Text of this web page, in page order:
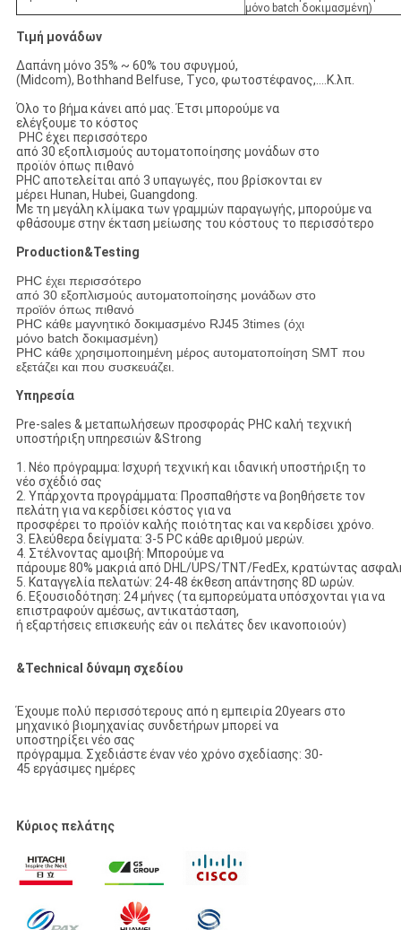
μόνο batch δοκιμασμένη)
Τιμή μονάδων
Δαπάνη μόνο 35% ~ 60% του σφυγμού,
(Midcom), Bothhand Belfuse, Tyco, φωτοστέφανος,….Κ.λπ.
Όλο το βήμα κάνει από μας. Έτσι μπορούμε να
ελέγξουμε το κόστος
PHC έχει περισσότερο
από 30 εξοπλισμούς αυτοματοποίησης μονάδων στο
προϊόν όπως πιθανό
PHC αποτελείται από 3 υπαγωγές, που βρίσκονται εν
μέρει Hunan, Hubei, Guangdong.
Με τη μεγάλη κλίμακα των γραμμών παραγωγής, μπορούμε να
φθάσουμε στην έκταση μείωσης του κόστους το περισσότερο
Production&Testing
PHC έχει περισσότερο
από 30 εξοπλισμούς αυτοματοποίησης μονάδων στο
προϊόν όπως πιθανό
PHC κάθε μαγνητικό δοκιμασμένο RJ45 3times (όχι
μόνο batch δοκιμασμένη)
PHC κάθε χρησιμοποιημένη μέρος αυτοματοποίηση SMT που
εξετάζει και που συσκευάζει.
Υπηρεσία
Pre-sales & μεταπωλήσεων προσφοράς PHC καλή τεχνική
υποστήριξη υπηρεσιών &Strong
1. Νέο πρόγραμμα: Ισχυρή τεχνική και ιδανική υποστήριξη το
νέο σχέδιό σας
2. Υπάρχοντα προγράμματα: Προσπαθήστε να βοηθήσετε τον
πελάτη για να κερδίσει κόστος για να
προσφέρει το προϊόν καλής ποιότητας και να κερδίσει χρόνο.
3. Ελεύθερα δείγματα: 3-5 PC κάθε αριθμού μερών.
4. Στέλνοντας αμοιβή: Μπορούμε να
πάρουμε 80% μακριά από DHL/UPS/TNT/FedEx, κρατώντας
5. Καταγγελία πελατών: 24-48 έκθεση απάντησης 8D ωρών.
6. Εξουσιοδότηση: 24 μήνες (τα εμπορεύματα υπόσχονται για να
επιστραφούν αμέσως, αντικατάσταση,
ή εξαρτήσεις επισκευής εάν οι πελάτες δεν ικανοποιούν)
&Technical δύναμη σχεδίου
Έχουμε πολύ περισσότερους από η εμπειρία 20years στο
μηχανικό βιομηχανίας συνδετήρων μπορεί να
υποστηρίξει νέο σας
πρόγραμμα. Σχεδιάστε έναν νέο χρόνο σχεδίασης: 30-
45 εργάσιμες ημέρες
Κύριος πελάτης